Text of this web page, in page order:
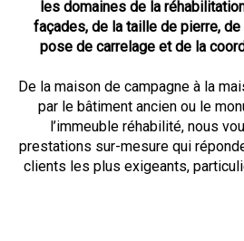
les domaines de la
façades, de la taille de pierre, de
pose de carrelage et de la
De la maison de campagne à la
par le bâtiment ancien ou le
l’immeuble réhabilité, nous
prestations sur-mesure qui
clients les plus exigeants,